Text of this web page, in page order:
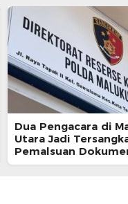
Dua Pengacara di
Utara Jadi
Pemalsuan